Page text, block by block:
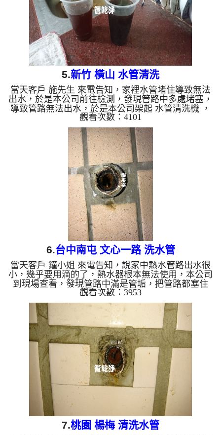
5.新竹 橫山 水管清洗
當天客戶 施先生 來電告知，家裡水管堵住導致無法
出水，於是本公司前往檢測，發現管路中多處堵塞，
導致管路無法出水，於是本公司架起 水管清洗機 ，
開始 清水管 ，管路不斷噴出泥水及黑水，如下影
片， 水管清洗 過程管路常常堵塞，本公司改用特殊
工法來 清水管，過程 約三個多小時，管路裡的管垢
總算清乾淨，客戶終於可以正常用水了。 清洗水管,
水管清洗, 洗水管, 熱水管堵塞, 熱水忽冷忽熱 ...
觀看次數：4101
6.台中南屯 文心一路 洗水管
當天客戶 鐘小姐 來電告知，說家中熱水管路出水很
小，幾乎要用滴的了，熱水器根本無法使用，本公司
到現場查看，發現管路中滿是管垢，把管路都塞住
了，如下圖，熱水當然就出不來了，於是本公司架起
水管清洗機 ，開始 清水管 ，管路不斷噴出泥水，如
下影片， 水管清洗 過程管路堵塞異常，本公司改用
特殊工法處理，過程 約三個多小時，水管管路裡的
泥總算清乾淨，客戶終於可以正常用熱水了。 清洗
水管,水管清洗, 洗水管, 熱水管堵塞, 熱水忽冷忽熱
...
觀看次數：3953
7.桃園 楊梅 清洗水管